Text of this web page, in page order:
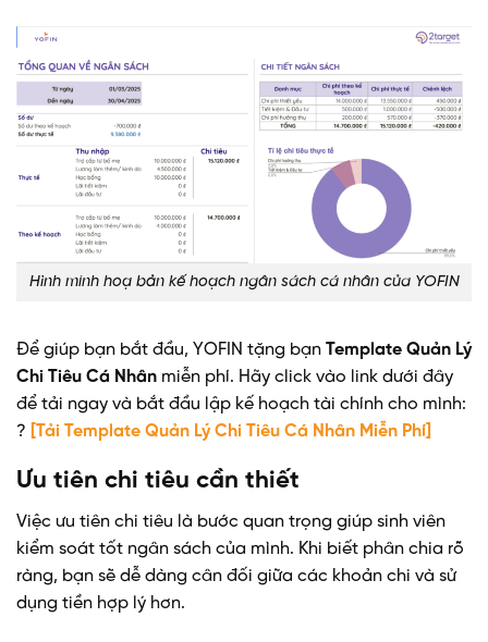
Hình minh hoạ bản kế hoạch ngân sách cá nhân của YOFIN
Để giúp bạn bắt đầu, YOFIN tặng bạn Template Quản Lý
Chi Tiêu Cá Nhân miễn phí. Hãy click vào link dưới đây
để tải ngay và bắt đầu lập kế hoạch tài chính cho mình:
? [Tải Template Quản Lý Chi Tiêu Cá Nhân Miễn Phí]
Ưu tiên chi tiêu cần thiết
Việc ưu tiên chi tiêu là bước quan trọng giúp sinh viên
kiểm soát tốt ngân sách của mình. Khi biết phân chia rõ
ràng, bạn sẽ dễ dàng cân đối giữa các khoản chi và sử
dụng tiền hợp lý hơn.